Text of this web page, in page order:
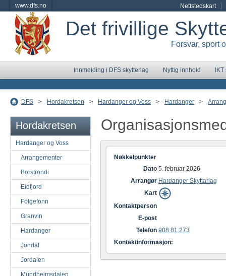
www.dfs.no Nettstedskart
Det frivillige
Forsvar, sport
Innmelding i DFS skytterlag Nyttig innhold
DFS > Hordakretsen > Hardanger og Voss > Hardanger >
Hordakretsen
Hardanger og Voss
Arrangementer
Borstrondi
Eidfjord
Folgefonn
Granvin
Hardanger
Jondal
Jordalen
Mundheimsdalen
Nøkkelpunkter
Dato 5. februar 2026
Arrangør Hardanger Skyttarlag
Kart
Kontaktperson
E-post
Telefon 908 81 273
Kontaktinformasjon: